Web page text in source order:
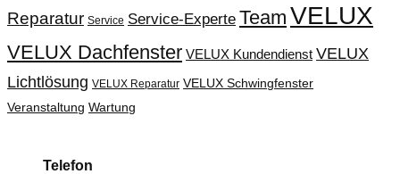
Reparatur Service Service-Experte Team VELUX
VELUX Dachfenster VELUX Kundendienst VELUX
Lichtlösung VELUX Reparatur VELUX Schwingfenster
Veranstaltung Wartung
Telefon